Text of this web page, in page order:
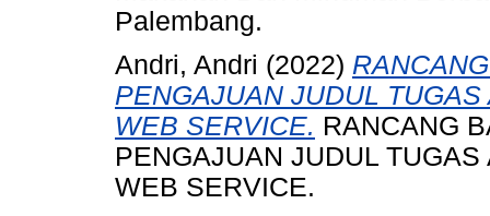
Palembang.
Andri, Andri (2022)
PENGAJUAN JUDUL
WEB SERVICE. RANCANG
PENGAJUAN JUDUL
WEB SERVICE.